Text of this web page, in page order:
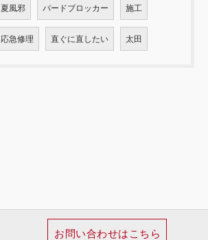
夏風邪 バードブロッカー 施工
応急修理 直ぐに直したい 太田
お問い合わせはこちら